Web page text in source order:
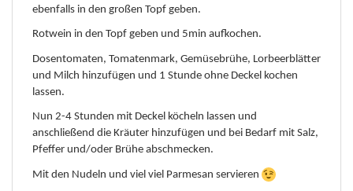
ebenfalls in den großen Topf geben.
Rotwein in den Topf geben und 5min aufkochen.
Dosentomaten, Tomatenmark, Gemüsebrühe, Lorbeerblätter
und Milch hinzufügen und 1 Stunde ohne Deckel kochen
lassen.
Nun 2-4 Stunden mit Deckel köcheln lassen und
anschließend die Kräuter hinzufügen und bei Bedarf mit Salz,
Pfeffer und/oder Brühe abschmecken.
Mit den Nudeln und viel viel Parmesan servieren